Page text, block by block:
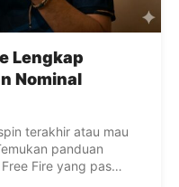
Lengkap
Nominal
terakhir atau mau
panduan
Fire yang pas